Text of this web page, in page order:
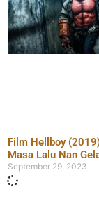
Film Hellboy
Masa Lalu Nan
September 29, 2023